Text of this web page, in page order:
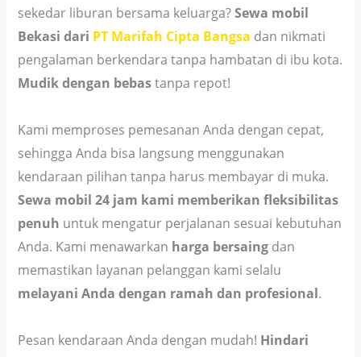
sekedar liburan bersama keluarga?Sewa mobil
Bekasi dari PT Marifah Cipta Bangsa dan nikmati
pengalaman berkendara tanpa hambatan di ibu kota.
Mudik dengan bebastanpa repot!
Kami memproses pemesanan Anda dengan cepat,
sehingga Anda bisa langsung menggunakan
kendaraan pilihan tanpa harus membayar di muka.
Sewa mobil 24 jam kami memberikan fleksibilitas
penuh untuk mengatur perjalanan sesuai kebutuhan
Anda. Kami menawarkan harga bersaing dan
memastikan layanan pelanggan kami selalu
melayani Anda dengan ramah dan profesional.
Pesan kendaraan Anda dengan mudah! Hindari